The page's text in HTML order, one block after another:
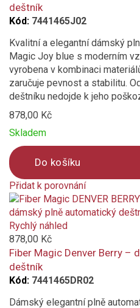
deštník
Kód: 7441465J02
Kvalitní a elegantní dámský
Magic Joy blue s moderním
vyrobena v kombinaci
zaručuje pevnost a stabilitu.
deštníku nedojde k jeho
878,00 Kč
Skladem
Do košíku
Přidat k porovnání
Product
is
added
to
compare
Rychlý náhled
878,00 Kč
Fiber Magic Denver Berry –
deštník
Kód: 7441465DR02
Dámský elegantní plně